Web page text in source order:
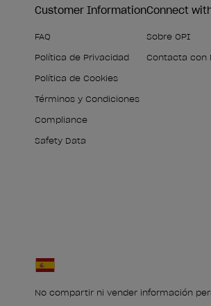
Customer Information
FAQ
Política de Privacidad
Política de Cookies
Términos y Condiciones
Compliance
Safety Data
Connect
Sobre OPI
Contacta con
No compartir ni vender información